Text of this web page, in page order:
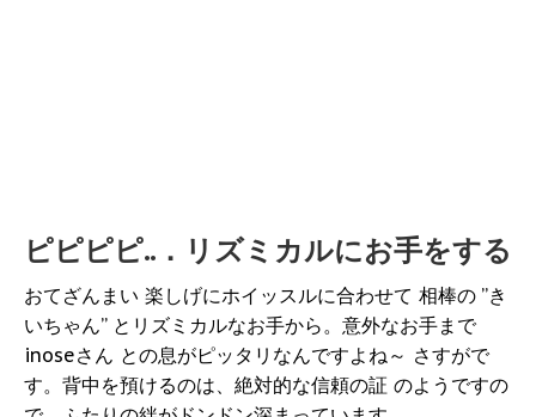
ピピピピ..．リズミカルにお手をする
おてざんまい 楽しげにホイッスルに合わせて 相棒の ”き
いちゃん” とリズミカルなお手から。意外なお手まで
inoseさん との息がピッタリなんですよね～ さすがで
す。背中を預けるのは、絶対的な信頼の証 のようですの